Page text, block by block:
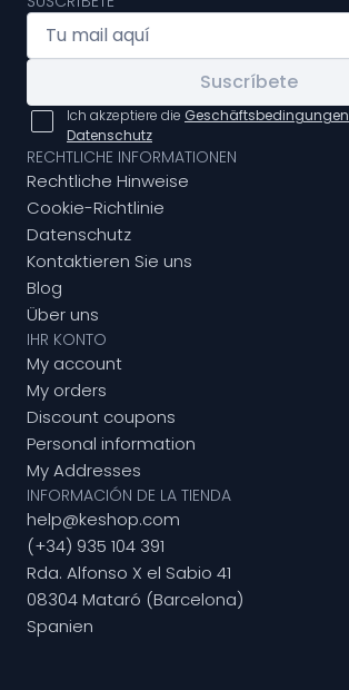
Suscríbete
Ich akzeptiere die Geschäftsbedingungen
Datenschutz
RECHTLICHE INFORMATIONEN
Rechtliche Hinweise
Cookie-Richtlinie
Datenschutz
Kontaktieren Sie uns
Blog
Über uns
IHR KONTO
My account
My orders
Discount coupons
Personal information
My Addresses
INFORMACIÓN DE LA TIENDA
help@keshop.com
(+34) 935 104 391
Rda. Alfonso X el Sabio 41
08304 Mataró (Barcelona)
Spanien